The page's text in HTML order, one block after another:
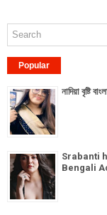
Popular
নাদিয়া বৃষ্টি
Srabanti
Bengali